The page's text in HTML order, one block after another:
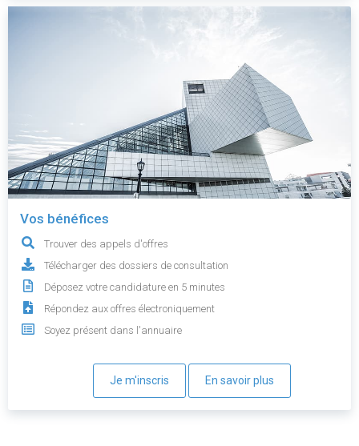
Vos bénéfices
Trouver des appels d'offres
Télécharger des dossiers de consultation
Déposez votre candidature en 5 minutes
Répondez aux offres électroniquement
Soyez présent dans l'annuaire
Je m'inscris En savoir plus